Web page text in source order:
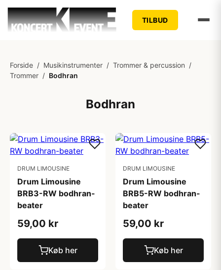
TILBUD
Forside / Musikinstrumenter / Trommer & percussion /
Trommer / Bodhran
Bodhran
DRUM LIMOUSINE
Drum Limousine
BRB3-RW bodhran-
beater
59,00 kr
Køb her
DRUM LIMOUSINE
Drum Limousine
BRB5-RW bodhran-
beater
59,00 kr
Køb her